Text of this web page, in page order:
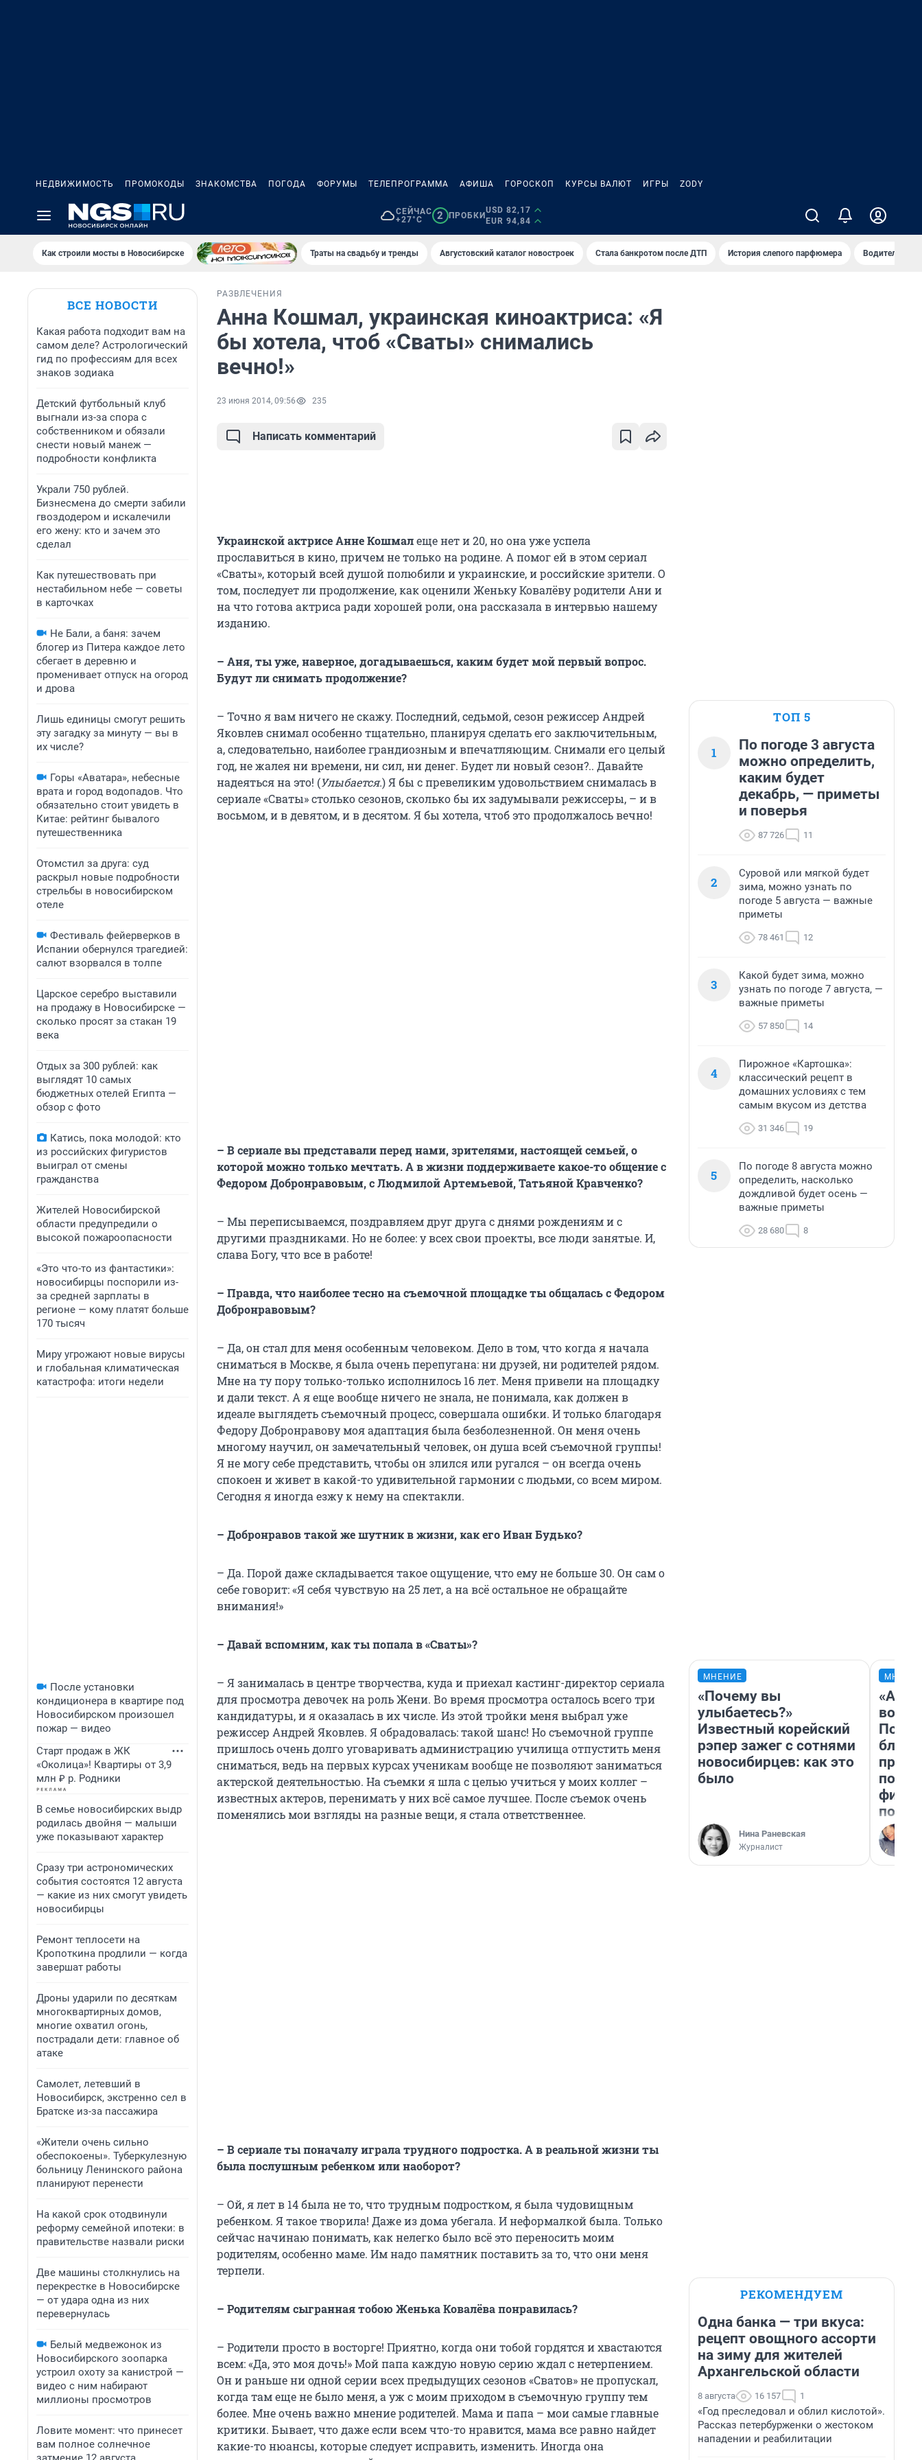
НЕДВИЖИМОСТЬ ПРОМОКОДЫ ЗНАКОМСТВА ПОГОДА ФОРУМЫ ТЕЛЕПРОГРАММА АФИША ГОРОСКОП КУРСЫ ВАЛЮТ ИГРЫ ZODY
СЕЙЧАС
+27°C
2 ПРОБКИ
USD 82,17
EUR 94,84
Как строили мосты в Новосибирске Траты на свадьбу и тренды Августовский каталог новостроек Стала банкротом после ДТП История слепого парфюмера Водители
ВСЕ НОВОСТИ
Какая работа подходит вам на
самом деле? Астрологический
гид по профессиям для всех
знаков зодиака
Детский футбольный клуб
выгнали из-за спора с
собственником и обязали
снести новый манеж —
подробности конфликта
Украли 750 рублей.
Бизнесмена до смерти забили
гвоздодером и искалечили
его жену: кто и зачем это
сделал
Как путешествовать при
нестабильном небе — советы
в карточках
Не Бали, а баня: зачем
блогер из Питера каждое лето
сбегает в деревню и
променивает отпуск на огород
и дрова
Лишь единицы смогут решить
эту загадку за минуту — вы в
их числе?
Горы «Аватара», небесные
врата и город водопадов. Что
обязательно стоит увидеть в
Китае: рейтинг бывалого
путешественника
Отомстил за друга: суд
раскрыл новые подробности
стрельбы в новосибирском
отеле
Фестиваль фейерверков в
Испании обернулся трагедией:
салют взорвался в толпе
Царское серебро выставили
на продажу в Новосибирске —
сколько просят за стакан 19
века
Отдых за 300 рублей: как
выглядят 10 самых
бюджетных отелей Египта —
обзор с фото
Катись, пока молодой: кто
из российских фигуристов
выиграл от смены
гражданства
Жителей Новосибирской
области предупредили о
высокой пожароопасности
«Это что-то из фантастики»:
новосибирцы поспорили из-
за средней зарплаты в
регионе — кому платят больше
170 тысяч
Миру угрожают новые вирусы
и глобальная климатическая
катастрофа: итоги недели
После установки
кондиционера в квартире под
Новосибирском произошел
пожар — видео
Старт продаж в ЖК
«Околица»! Квартиры от 3,9
млн ₽ р. Родники
В семье новосибирских выдр
родилась двойня — малыши
уже показывают характер
Сразу три астрономических
события состоятся 12 августа
— какие из них смогут увидеть
новосибирцы
Ремонт теплосети на
Кропоткина продлили — когда
завершат работы
Дроны ударили по десяткам
многоквартирных домов,
многие охватил огонь,
пострадали дети: главное об
атаке
Самолет, летевший в
Новосибирск, экстренно сел в
Братске из-за пассажира
«Жители очень сильно
обеспокоены». Туберкулезную
больницу Ленинского района
планируют перенести
На какой срок отодвинули
реформу семейной ипотеки: в
правительстве назвали риски
Две машины столкнулись на
перекрестке в Новосибирске
— от удара одна из них
перевернулась
Белый медвежонок из
Новосибирского зоопарка
устроил охоту за канистрой —
видео с ним набирают
миллионы просмотров
Ловите момент: что принесет
вам полное солнечное
РАЗВЛЕЧЕНИЯ
Анна Кошмал, украинская киноактриса: «Я
бы хотела, чтоб «Сваты» снимались
вечно!»
23 июня 2014, 09:56 235
Написать комментарий
Украинской актрисе Анне Кошмалеще нет и 20, но она уже успела
прославиться в кино, причем не только на родине. А помог ей в этом сериал
«Сваты», который всей душой полюбили и украинские, и российские зрители. О
том, последует ли продолжение, как оценили Женьку Ковалёву родители Ани и
на что готова актриса ради хорошей роли, она рассказала в интервью нашему
изданию.
– Аня, ты уже, наверное, догадываешься, каким будет мой первый вопрос.
Будут ли снимать продолжение?
– Точно я вам ничего не скажу. Последний, седьмой, сезон режиссер Андрей
Яковлев снимал особенно тщательно, планируя сделать его заключительным,
а, следовательно, наиболее грандиозным и впечатляющим. Снимали его целый
год, не жалея ни времени, ни сил, ни денег. Будет ли новый сезон?.. Давайте
надеяться на это! (Улыбается.) Я бы с превеликим удовольствием снималась в
сериале «Сваты» столько сезонов, сколько бы их задумывали режиссеры, – и в
восьмом, и в девятом, и в десятом. Я бы хотела, чтоб это продолжалось вечно!
– В сериале вы представали перед нами, зрителями, настоящей семьей, о
которой можно только мечтать. А в жизни поддерживаете какое-то общение с
Федором Добронравовым, с Людмилой Артемьевой, Татьяной Кравченко?
– Мы переписываемся, поздравляем друг друга с днями рождениям и с
другими праздниками. Но не более: у всех свои проекты, все люди занятые. И,
слава Богу, что все в работе!
– Правда, что наиболее тесно на съемочной площадке ты общалась с Федором
Добронравовым?
– Да, он стал для меня особенным человеком. Дело в том, что когда я начала
сниматься в Москве, я была очень перепугана: ни друзей, ни родителей рядом.
Мне на ту пору только-только исполнилось 16 лет. Меня привели на площадку
и дали текст. А я еще вообще ничего не знала, не понимала, как должен в
идеале выглядеть съемочный процесс, совершала ошибки. И только благодаря
Федору Добронравову моя адаптация была безболезненной. Он меня очень
многому научил, он замечательный человек, он душа всей съемочной группы!
Я не могу себе представить, чтобы он злился или ругался – он всегда очень
спокоен и живет в какой-то удивительной гармонии с людьми, со всем миром.
Сегодня я иногда езжу к нему на спектакли.
– Добронравов такой же шутник в жизни, как его Иван Будько?
– Да. Порой даже складывается такое ощущение, что ему не больше 30. Он сам о
себе говорит: «Я себя чувствую на 25 лет, а на всё остальное не обращайте
внимания!»
– Давай вспомним, как ты попала в «Сваты»?
– Я занималась в центре творчества, куда и приехал кастинг-директор сериала
для просмотра девочек на роль Жени. Во время просмотра осталось всего три
кандидатуры, и я оказалась в их числе. Из этой тройки меня выбрал уже
режиссер Андрей Яковлев. Я обрадовалась: такой шанс! Но съемочной группе
пришлось очень долго уговаривать администрацию училища отпустить меня
сниматься, ведь на первых курсах ученикам вообще не позволяют заниматься
актерской деятельностью. На съемки я шла с целью учиться у моих коллег –
известных актеров, перенимать у них всё самое лучшее. После съемок очень
поменялись мои взгляды на разные вещи, я стала ответственнее.
– В сериале ты поначалу играла трудного подростка. А в реальной жизни ты
была послушным ребенком или наоборот?
– Ой, я лет в 14 была не то, что трудным подростком, я была чудовищным
ребенком. Я такое творила! Даже из дома убегала. И неформалкой была. Только
сейчас начинаю понимать, как нелегко было всё это переносить моим
родителям, особенно маме. Им надо памятник поставить за то, что они меня
терпели.
– Родителям сыгранная тобою Женька Ковалёва понравилась?
– Родители просто в восторге! Приятно, когда они тобой гордятся и хвастаются
всем: «Да, это моя дочь!» Мой папа каждую новую серию ждал с нетерпением.
Он и раньше ни одной серии всех предыдущих сезонов «Сватов» не пропускал,
когда там еще не было меня, а уж с моим приходом в съемочную группу тем
более. Мне очень важно мнение родителей. Мама и папа – мои самые главные
критики. Бывает, что даже если всем что-то нравится, мама все равно найдет
какие-то нюансы, которые следует исправить, изменить. Иногда она
ТОП 5
1
По погоде 3 августа
можно определить,
каким будет
декабрь, — приметы
и поверья
87 726 11
2
Суровой или мягкой будет
зима, можно узнать по
погоде 5 августа — важные
приметы
78 461 12
3
Какой будет зима, можно
узнать по погоде 7 августа, —
важные приметы
57 850 14
4
Пирожное «Картошка»:
классический рецепт в
домашних условиях с тем
самым вкусом из детства
31 346 19
5
По погоде 8 августа можно
определить, насколько
дождливой будет осень —
важные приметы
28 680 8
МНЕНИЕ
«Почему вы
улыбаетесь?»
Известный корейский
рэпер зажег с сотнями
новосибирцев: как это
было
Нина Раневская
Журналист
вот
РЕКОМЕНДУЕМ
Одна банка — три вкуса:
рецепт овощного ассорти
на зиму для жителей
Архангельской области
8 августа 16 157 1
«Год преследовал и облил кислотой».
Рассказ петербурженки о жестоком
нападении и реабилитации